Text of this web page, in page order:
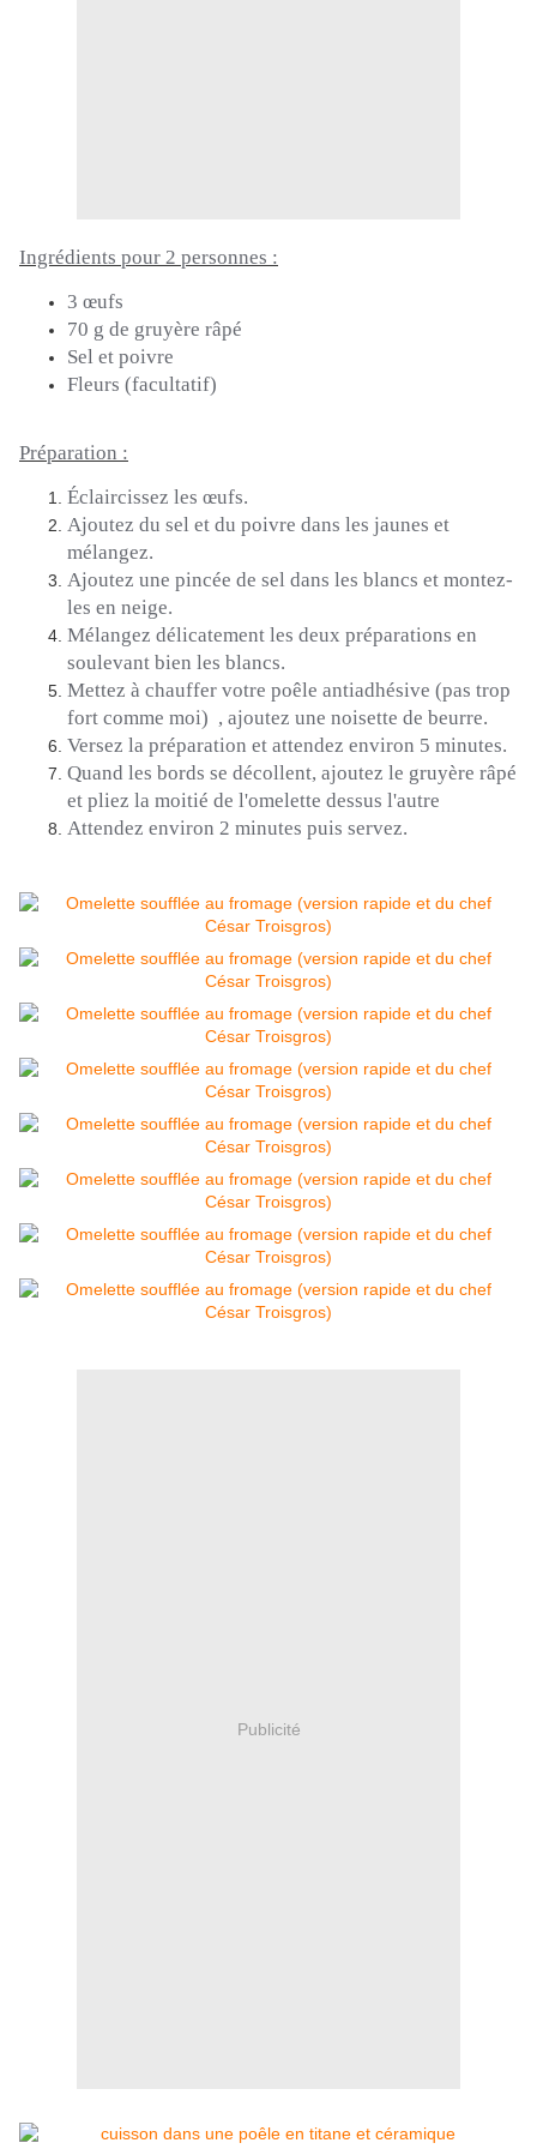
Ingrédients pour 2 personnes :
3 œufs
70 g de gruyère râpé
Sel et poivre
Fleurs (facultatif)
Préparation :
Éclaircissez les œufs.
Ajoutez du sel et du poivre dans les jaunes et
mélangez.
Ajoutez une pincée de sel dans les blancs et montez-
les en neige.
Mélangez délicatement les deux préparations en
soulevant bien les blancs.
Mettez à chauffer votre poêle antiadhésive (pas trop
fort comme moi) , ajoutez une noisette de beurre.
Versez la préparation et attendez environ 5 minutes.
Quand les bords se décollent, ajoutez le gruyère râpé
et pliez la moitié de l'omelette dessus l'autre
Attendez environ 2 minutes puis servez.
Publicité